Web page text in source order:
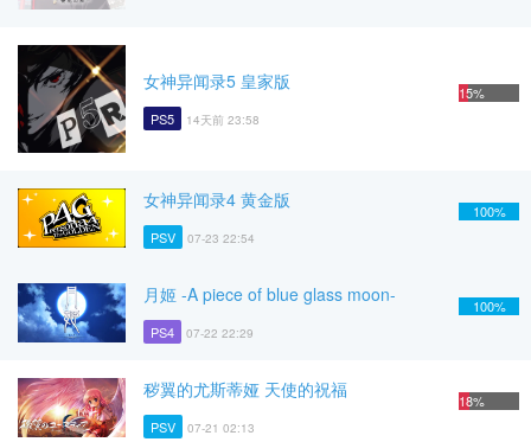
女神异闻录5 皇家版
PS5 14天前 23:58
15%
女神异闻录4 黄金版
PSV 07-23 22:54
100%
月姬 -A piece of blue glass moon-
PS4 07-22 22:29
100%
秽翼的尤斯蒂娅 天使的祝福
PSV 07-21 02:13
18%